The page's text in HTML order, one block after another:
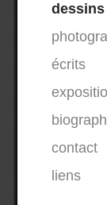
dessins
écrits
contact
liens